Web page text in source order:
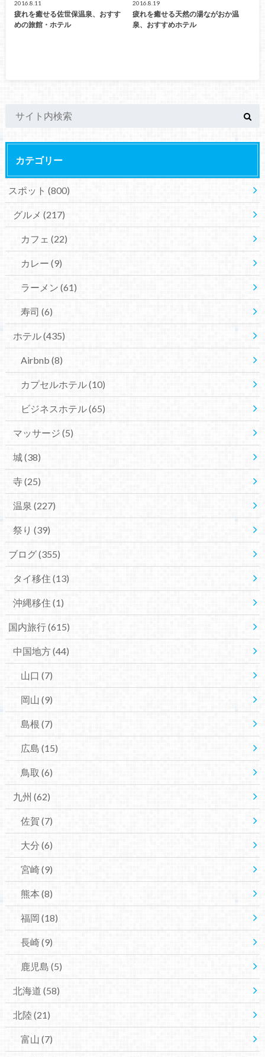
2016.8.11
疲れを癒せる佐世保温泉、おすす
めの旅館・ホテル
2016.8.19
疲れを癒せる天然の湯ながおか温
泉、おすすめホテル
カテゴリー
スポット (800)
グルメ (217)
カフェ (22)
カレー (9)
ラーメン (61)
寿司 (6)
ホテル(435)
Airbnb (8)
カプセルホテル(10)
ビジネスホテル(65)
マッサージ (5)
城(38)
寺(25)
温泉 (227)
祭り (39)
ブログ(355)
タイ移住 (13)
沖縄移住 (1)
国内旅行(615)
中国地方(44)
山口 (7)
岡山 (9)
島根 (7)
広島 (15)
鳥取 (6)
九州 (62)
佐賀 (7)
大分 (6)
宮崎(9)
熊本 (8)
福岡 (18)
長崎(9)
鹿児島 (5)
北海道 (58)
北陸 (21)
富山 (7)